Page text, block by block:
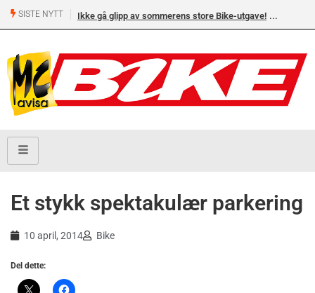
SISTE NYTT Ikke gå glipp av sommerens store Bike-utgave!
Et stykk spektakulær parkering
10 april, 2014 Bike
Del dette: